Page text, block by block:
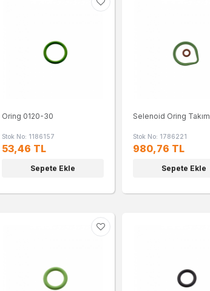
Oring 0120-30
Stok No: 1186157
53,46 TL
Sepete Ekle
Selenoid Oring Takım
Stok No: 1786221
980,76 TL
Sepete Ekle